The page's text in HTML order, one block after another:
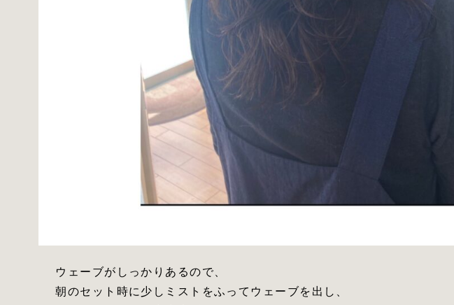
ウェーブがしっかりあるので、
朝のセット時に少しミストをふってウェーブを出し、